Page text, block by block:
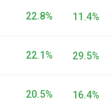
22.8% 11.4%
22.1% 29.5%
20.5% 16.4%